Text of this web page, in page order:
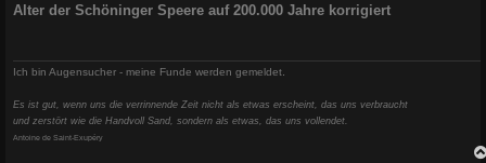
t
Alter der Schöninger Speere auf 200.000 Jahre korrigiert
Ich bin Augensucher - meine Funde werden gemeldet.
Es ist gut, wenn uns die verrinnende Zeit nicht als etwas erscheint, das uns verbraucht
und zerstört wie die Handvoll Sand, sondern als etwas, das uns vollendet.
Antoine de Saint-Exupéry